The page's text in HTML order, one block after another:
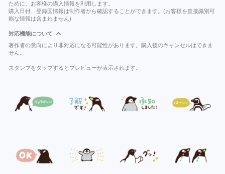
ために、お客様の購入情報を利用します。
購入日付、登録国情報は制作者から確認することができます。(お客様を直接識別可
能な情報は含まれません)
対応機能について
著作者の意向により非対応になる可能性があります。購入後のキャンセルはできま
せん。
スタンプをタップするとプレビューが表示されます。